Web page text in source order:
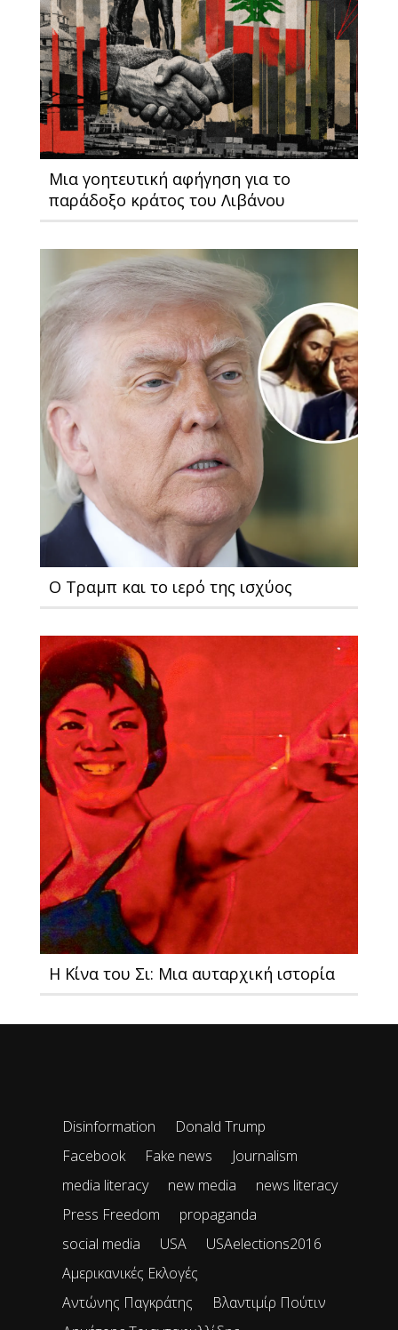
Μια γοητευτική αφήγηση για το
παράδοξο κράτος του Λιβάνου
Ο Τραμπ και το ιερό της ισχύος
Η Κίνα του Σι: Μια αυταρχική ιστορία
Disinformation
Donald Trump
Facebook
Fake news
Journalism
media literacy
new media
news literacy
Press Freedom
propaganda
social media
USA
USAelections2016
Αμερικανικές Εκλογές
Αντώνης Παγκράτης
Βλαντιμίρ Πούτιν